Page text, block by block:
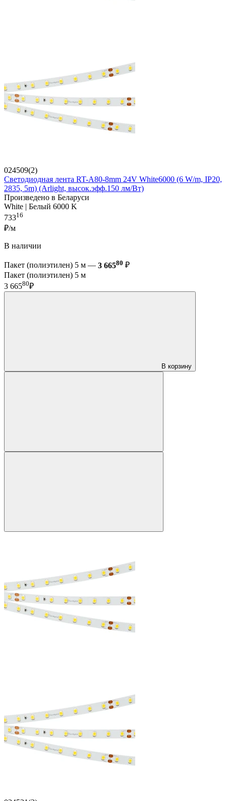
024509(2)
Светодиодная лента RT-A80-8mm 24V White6000 (6 W/m, IP20,
2835, 5m) (Arlight, высок.эфф.150 лм/Вт)
Произведено в Беларуси
White | Белый 6000 K
73316
₽/м
В наличии
Пакет (полиэтилен) 5 м — 3 66580 ₽
Пакет (полиэтилен) 5 м
3 66580₽
В корзину